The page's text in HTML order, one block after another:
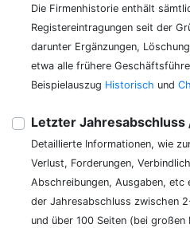
Die Firmenhistorie enthält
Registereintragungen seit der
darunter Ergänzungen,
etwa alle frühere
Beispielauszug Historisch und
Letzter Jahresabschluss
Detaillierte Informationen, wie
Verlust, Forderungen,
Abschreibungen, Ausgaben, etc
der Jahresabschluss zwischen
und über 100 Seiten (bei großen